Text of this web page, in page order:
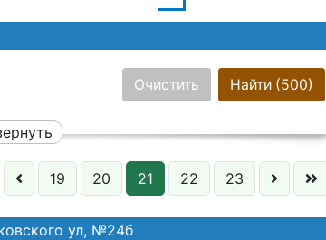
Найти (500)
Очистить
Цена:
Этаж:
19 20 21 22 23
ул, №24б